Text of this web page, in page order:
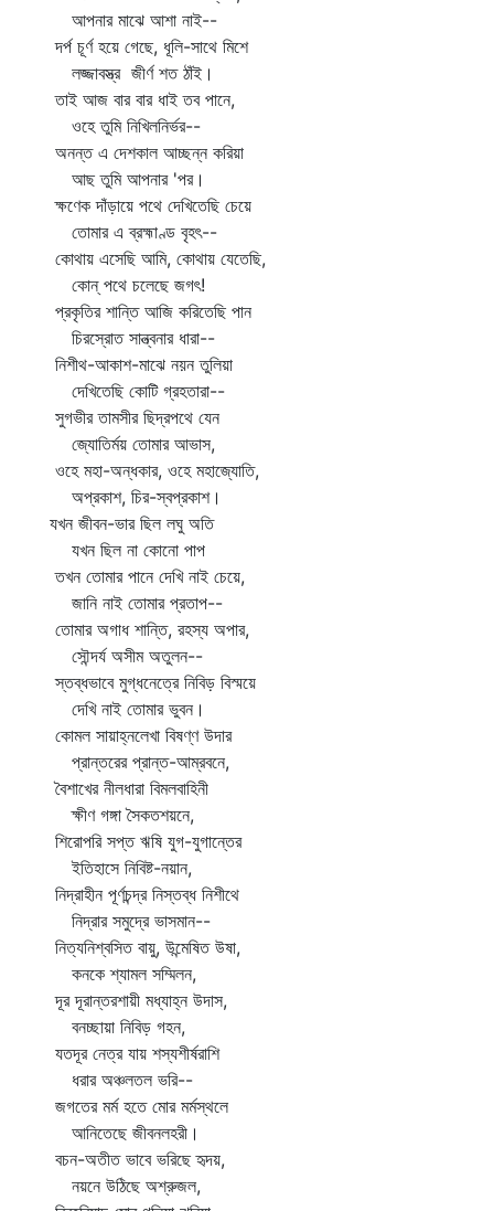
আপনার মাঝে আশা নাই--
দর্প চূর্ণ হয়ে গেছে, ধূলি-সাথে মিশে
লজ্জাবস্ত্র জীর্ণ শত ঠাঁই।
তাই আজ বার বার ধাই তব পানে,
ওহে তুমি নিখিলনির্ভর--
অনন্ত এ দেশকাল আচ্ছন্ন করিয়া
আছ তুমি আপনার 'পর।
ক্ষণেক দাঁড়ায়ে পথে দেখিতেছি চেয়ে
তোমার এ ব্রহ্মাণ্ড বৃহৎ--
কোথায় এসেছি আমি, কোথায় যেতেছি,
কোন্‌ পথে চলেছে জগৎ!
প্রকৃতির শান্তি আজি করিতেছি পান
চিরস্রোত সান্ত্বনার ধারা--
নিশীথ-আকাশ-মাঝে নয়ন তুলিয়া
দেখিতেছি কোটি গ্রহতারা--
সুগভীর তামসীর ছিদ্রপথে যেন
জ্যোতির্ময় তোমার আভাস,
ওহে মহা-অন্ধকার, ওহে মহাজ্যোতি,
অপ্রকাশ, চির-স্বপ্রকাশ।
যখন জীবন-ভার ছিল লঘু অতি
যখন ছিল না কোনো পাপ
তখন তোমার পানে দেখি নাই চেয়ে,
জানি নাই তোমার প্রতাপ--
তোমার অগাধ শান্তি, রহস্য অপার,
সৌন্দর্য অসীম অতুলন--
স্তব্ধভাবে মুগ্ধনেত্রে নিবিড় বিস্ময়ে
দেখি নাই তোমার ভুবন।
কোমল সায়াহ্নলেখা বিষণ্ণ উদার
প্রান্তরের প্রান্ত-আম্রবনে,
বৈশাখের নীলধারা বিমলবাহিনী
ক্ষীণ গঙ্গা সৈকতশয়নে,
শিরোপরি সপ্ত ঋষি যুগ-যুগান্তের
ইতিহাসে নিবিষ্ট-নয়ান,
নিদ্রাহীন পূর্ণচন্দ্র নিস্তব্ধ নিশীথে
নিদ্রার সমুদ্রে ভাসমান--
নিত্যনিশ্বসিত বায়ু, উন্মেষিত উষা,
কনকে শ্যামল সম্মিলন,
দূর দূরান্তরশায়ী মধ্যাহ্ন উদাস,
বনচ্ছায়া নিবিড় গহন,
যতদূর নেত্র যায় শস্যশীর্ষরাশি
ধরার অঞ্চলতল ভরি--
জগতের মর্ম হতে মোর মর্মস্থলে
আনিতেছে জীবনলহরী।
বচন-অতীত ভাবে ভরিছে হৃদয়,
নয়নে উঠিছে অশ্রুজল,